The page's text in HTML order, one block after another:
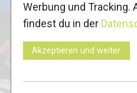
Werbung und Tracking.
findest du in der
Akzeptieren und weiter